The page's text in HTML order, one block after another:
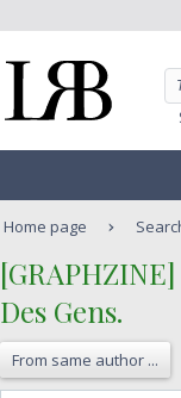
Home page
‎Des Gens.‎
From same author ...